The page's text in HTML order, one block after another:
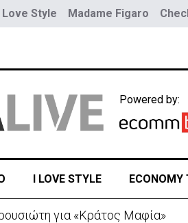
Love Style Madame Figaro
Powered by:
I LOVE STYLE ECONOMY
και από Ισπανία στα